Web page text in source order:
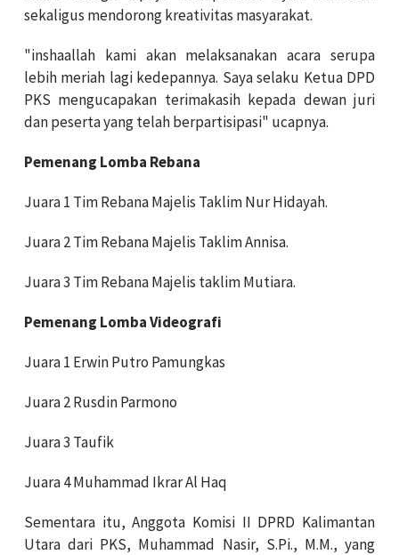
sekaligus mendorong kreativitas masyarakat.
"inshaallah kami akan melaksanakan acara serupa
lebih meriah lagi kedepannya. Saya selaku Ketua DPD
PKS mengucapakan terimakasih kepada dewan juri
dan peserta yang telah berpartisipasi" ucapnya.
Pemenang Lomba Rebana
Juara 1 Tim Rebana Majelis Taklim Nur Hidayah.
Juara 2 Tim Rebana Majelis Taklim Annisa.
Juara 3 Tim Rebana Majelis taklim Mutiara.
Pemenang Lomba Videografi
Juara 1 Erwin Putro Pamungkas
Juara 2 Rusdin Parmono
Juara 3 Taufik
Juara 4 Muhammad Ikrar Al Haq
Sementara itu, Anggota Komisi II DPRD Kalimantan
Utara dari PKS, Muhammad Nasir, S.Pi., M.M., yang